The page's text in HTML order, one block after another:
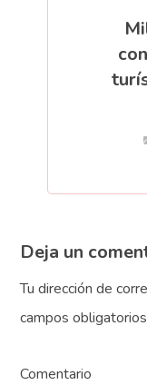
Deja un
Tu dirección de
campos
Comentario